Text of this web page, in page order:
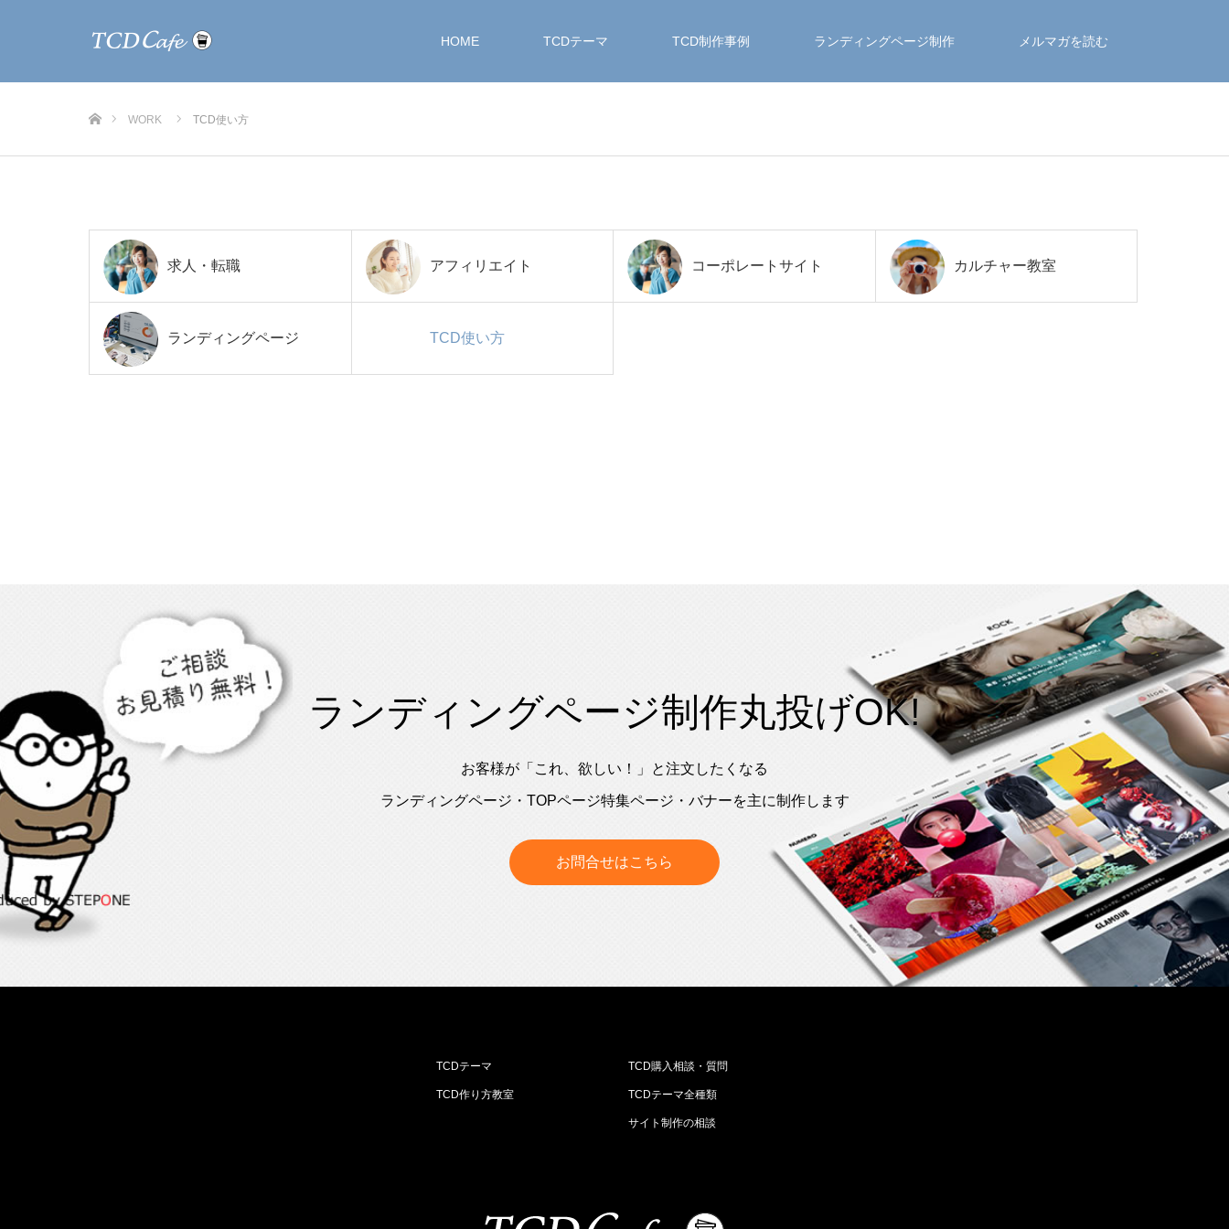
HOME TCDテーマ TCD制作事例 ランディングページ制作 メルマガを読む
WORK TCD使い方
求人・転職 アフィリエイト コーポレートサイト カルチャー教室
ランディングページ TCD使い方
ランディングページ制作丸投げOK!
お客様が「これ、欲しい！」と注文したくなる
ランディングページ・TOPページ特集ページ・バナーを主に制作します
お問合せはこちら
TCDテーマ
TCD作り方教室
TCD購入相談・質問
TCDテーマ全種類
サイト制作の相談